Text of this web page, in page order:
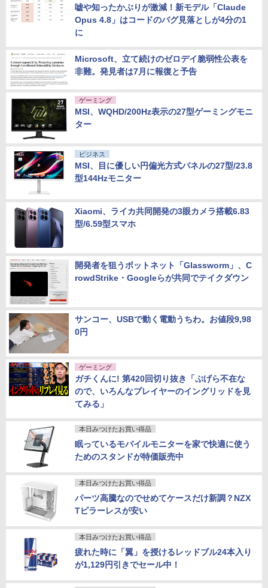
嘘や知ったかぶりが激減！新モデル「Claude
Opus 4.8」はコードのバグ見落としが4分の1
に
Microsoft、立て続けのゼロデイ脆弱性公表を
非難。発見者は7月に報復と予告
ゲーミング
MSI、WQHD/200Hz表示の27型ゲーミングモニ
ター
ビジネス
MSI、目に優しい円偏光方式パネルの27型/23.8
型144Hzモニター
Xiaomi、ライカ共同開発の3眼カメラ搭載6.83
型/6.59型スマホ
開発者を狙うボットネット「Glassworm」、C
rowdStrike・Googleらが共同でテイクダウン
サンコー、USBで動く電動うちわ。お値段9,98
0円
ゲーミング
ガチくんに! 第420回切り抜き「ぷげら不在な
ので、いろんなプレイヤーのイングリッドを見
てみる」
本日みつけたお買い得品
眠っているモバイルモニターを家で快適に使う
ためのスタンドが特価販売中
本日みつけたお買い得品
パーツ高騰なのでせめてケースだけ新調？NZX
Tピラーレスが安い
本日みつけたお買い得品
疲れた時に「翼」を授けるレッドブル24本入り
が1,129円引きでセール中！